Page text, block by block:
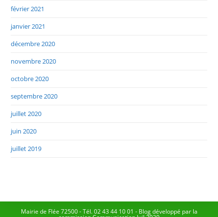
février 2021
janvier 2021
décembre 2020
novembre 2020
octobre 2020
septembre 2020
juillet 2020
juin 2020
juillet 2019
Mairie de Flée 72500 - Tél. 02 43 44 10 01 - Blog développé par la